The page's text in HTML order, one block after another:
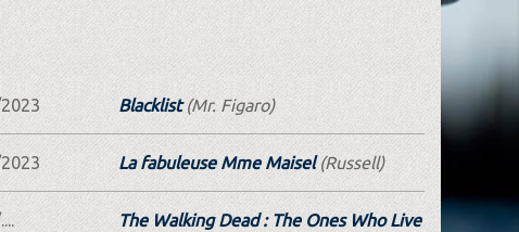
Blacklist(Mr. Figaro)
La fabuleuse Mme Maisel(Russell)
The Walking Dead : The Ones Who Live